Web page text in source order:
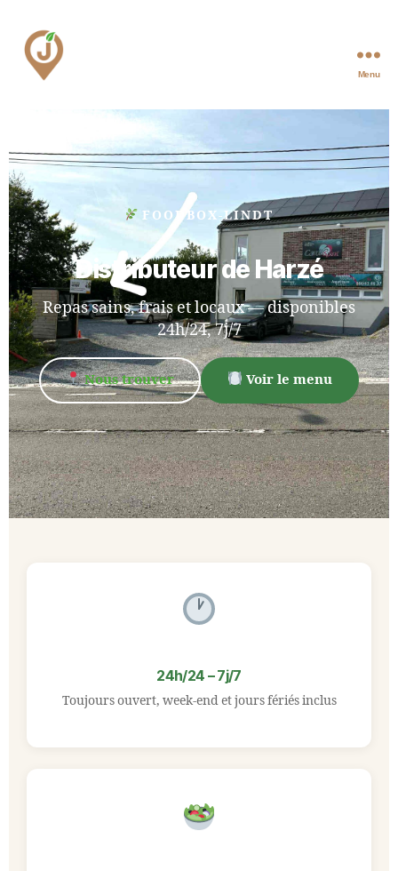
Menu
FOODBOX-LINDT
Distributeur de Harzé
Repas sains, frais et locaux — disponibles
24h/24, 7j/7
Nous trouver Voir le menu
24h/24 – 7j/7
Toujours ouvert, week-end et jours fériés inclus